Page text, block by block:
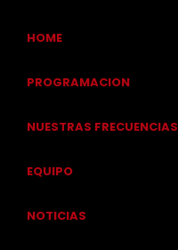
HOME
PROGRAMACION
NUESTRAS FRECUENCIAS
EQUIPO
NOTICIAS